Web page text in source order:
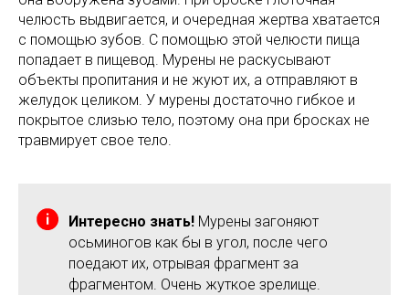
челюсть выдвигается, и очередная жертва хватается
с помощью зубов. С помощью этой челюсти пища
попадает в пищевод. Мурены не раскусывают
объекты пропитания и не жуют их, а отправляют в
желудок целиком. У мурены достаточно гибкое и
покрытое слизью тело, поэтому она при бросках не
травмирует свое тело.
Интересно знать! Мурены загоняют
осьминогов как бы в угол, после чего
поедают их, отрывая фрагмент за
фрагментом. Очень жуткое зрелище.